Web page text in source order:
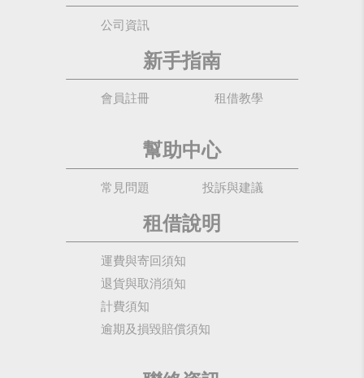
公司資訊
新手指南
會員註冊 租借教學
幫助中心
常見問題 投訴與建議
租借說明
運費與寄回須知
退貨與取消須知
計費須知
逾期及損毀賠償須知